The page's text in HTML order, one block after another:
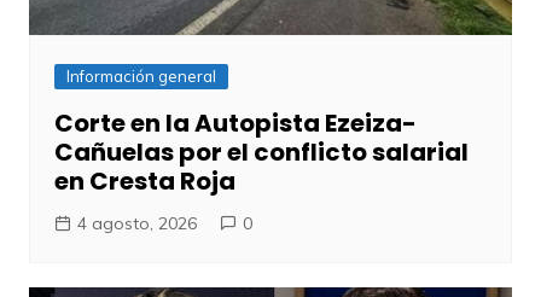
Información general
Corte en la Autopista Ezeiza-
Cañuelas por el conflicto salarial
en Cresta Roja
4 agosto, 2026 0